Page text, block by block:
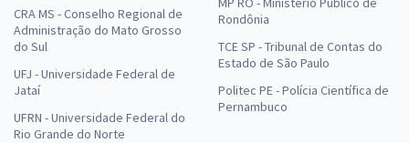
CRA MS - Conselho Regional de
Administração do Mato Grosso
do Sul
UFJ - Universidade Federal de
Jataí
UFRN - Universidade Federal do
Rio Grande do Norte
Rondônia
TCE SP - Tribunal de Contas do
Estado de São Paulo
Politec PE - Polícia Científica de
Pernambuco